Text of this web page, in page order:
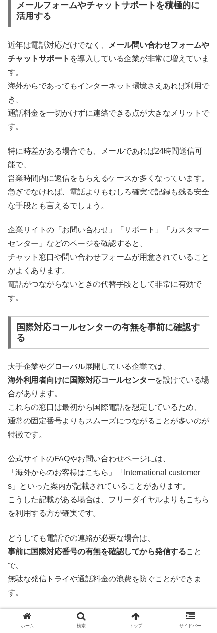
メールフォームやチャットサポートを積極的に
活用する
近年は電話対応だけでなく、
メール問い合わせフォームや
チャットサポート を導入している企業が非常に増えていま
す。
海外からであってもインターネット環境さえあれば利用で
き、
通話料金を一切かけずに連絡できる点が大きなメリットで
す。
特に時差がある場合でも、メールであれば24時間送信可
能で、
営業時間内に返信をもらえるケースが多くなっています。
急ぎでなければ、電話よりもむしろ確実で記録も残る安全
な手段とも言えるでしょう。
企業サイトの「お問い合わせ」「サポート」「カスタマー
センター」などのページを確認すると、
チャット窓口や問い合わせフォームが用意されていること
がよくあります。
電話がつながらないときの代替手段として非常に有効で
す。
国際対応コールセンターの有無を事前に確認す
る
大手企業やグローバル展開している企業では、
海外利用者向けに国際対応コールセンターを設けている場
合があります。
これらの窓口は最初から国際電話を想定しているため、
通常の固定番号よりもスムーズにつながることが多いのが
特徴です。
公式サイトのFAQやお問い合わせページには、
「海外からのお客様はこちら」「International customer
s」といった案内が記載されていることがあります。
こうした記載がある場合は、フリーダイヤルよりもこちら
を利用する方が確実です。
どうしても電話での連絡が必要な場合は、
事前に国際対応番号の有無を確認してから発信すること
で、
無駄な発信トライや通話料金の浪費を防ぐことができま
す。
現実的には「通常番号＋オンライン窓口」が最
ホーム 検索 トップ サイドバー